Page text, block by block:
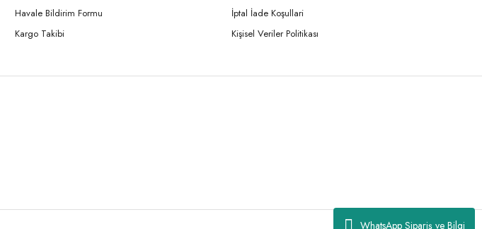
WhatsApp Sipariş ve Bilgi
Havale Bildirim Formu
Kargo Takibi
İptal İade Koşullari
Kişisel Veriler Politikası